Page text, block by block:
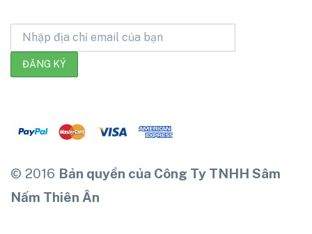
© 2016 Bản quyền của Công Ty TNHH Sâm
Nấm Thiên Ân